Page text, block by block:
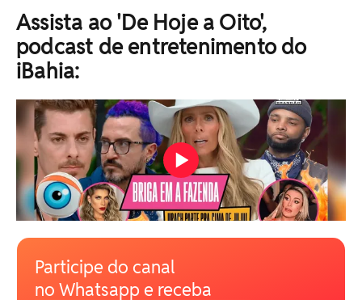
Assista ao 'De Hoje a Oito',
podcast de entretenimento do
iBahia:
Participe do canal
no Whatsapp e receba